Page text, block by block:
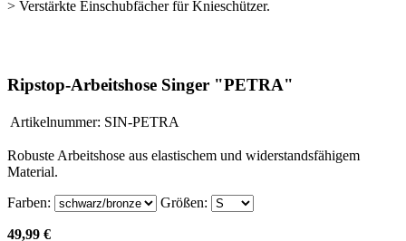
> Verstärkte Einschubfächer für Knieschützer.
Ripstop-Arbeitshose Singer "PETRA"
Artikelnummer: SIN-PETRA
Robuste Arbeitshose aus elastischem und widerstandsfähigem
Material.
Farben:
Größen:
49,99 €